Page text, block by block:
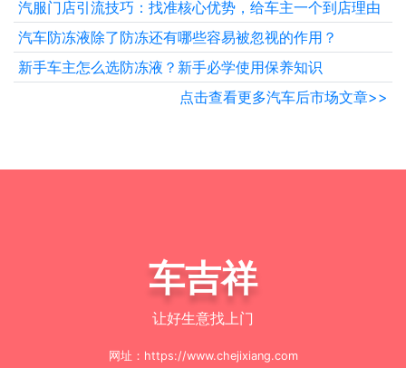
汽服门店引流技巧：找准核心优势，给车主一个到店理由
汽车防冻液除了防冻还有哪些容易被忽视的作用？
新手车主怎么选防冻液？新手必学使用保养知识
点击查看更多汽车后市场文章>>
车吉祥
让好生意找上门
网址：https://www.chejixiang.com